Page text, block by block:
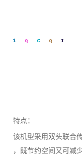
特点：
该机型采用双头联合
，既节约空间又可减